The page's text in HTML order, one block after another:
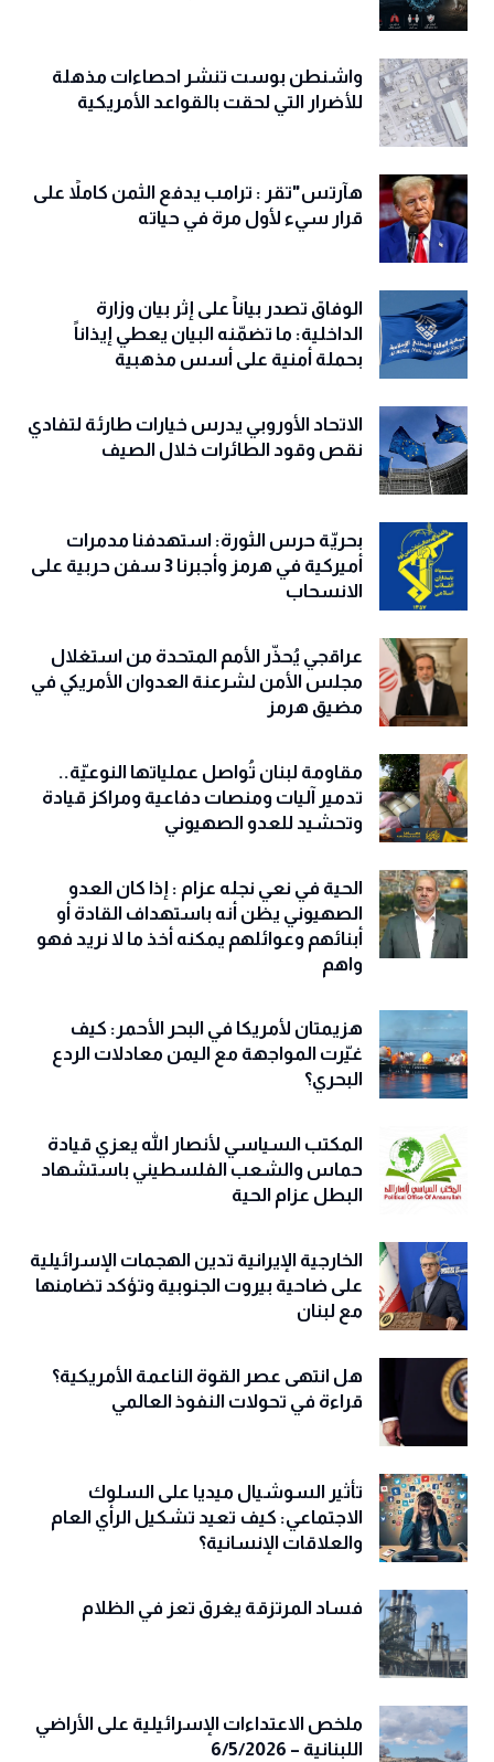
واشنطن بوست تنشر احصاءات مذهلة
للأضرار التي لحقت بالقواعد الأمريكية
هآرتس"تقر : ترامب يدفع الثمن كاملاً على
قرار سيء لأول مرة في حياته
الوفاق تصدر بياناً على إثر بيان وزارة
الداخلية: ما تضمّنه البيان يعطي إيذاناً
بحملة أمنية على أسس مذهبية
الاتحاد الأوروبي يدرس خيارات طارئة لتفادي
نقص وقود الطائرات خلال الصيف
بحريّة حرس الثورة: استهدفنا مدمرات
أميركية في هرمز وأجبرنا 3 سفن حربية على
الانسحاب
عراقجي يُحذّر الأمم المتحدة من استغلال
مجلس الأمن لشرعنة العدوان الأمريكي في
مضيق هرمز
مقاومة لبنان تُواصل عملياتها النوعيّة..
تدمير آليات ومنصات دفاعية ومراكز قيادة
وتحشيد للعدو الصهيوني
الحية في نعي نجله عزام : إذا كان العدو
الصهيوني يظن أنه باستهداف القادة أو
أبنائهم وعوائلهم يمكنه أخذ ما لا نريد فهو
واهم
هزيمتان لأمريكا في البحر الأحمر: كيف
غيّرت المواجهة مع اليمن معادلات الردع
البحري؟
المكتب السياسي لأنصار الله يعزي قيادة
حماس والشعب الفلسطيني باستشهاد
البطل عزام الحية
الخارجية الإيرانية تدين الهجمات الإسرائيلية
على ضاحية بيروت الجنوبية وتؤكد تضامنها
مع لبنان
هل انتهى عصر القوة الناعمة الأمريكية؟
قراءة في تحولات النفوذ العالمي
تأثير السوشيال ميديا على السلوك
الاجتماعي: كيف تعيد تشكيل الرأي العام
والعلاقات الإنسانية؟
فساد المرتزقة يغرق تعز في الظلام
ملخص الاعتداءات الإسرائيلية على الأراضي
اللبنانية – 6/5/2026